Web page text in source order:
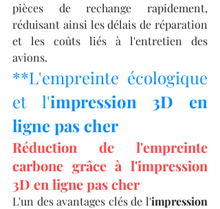
pièces de rechange rapidement,
réduisant ainsi les délais de réparation
et les coûts liés à l'entretien des
avions.
**L'empreinte écologique
et l'impression 3D en
ligne pas cher
Réduction de l'empreinte
carbone grâce à l'impression
3D en ligne pas cher
L'un des avantages clés de l'impression